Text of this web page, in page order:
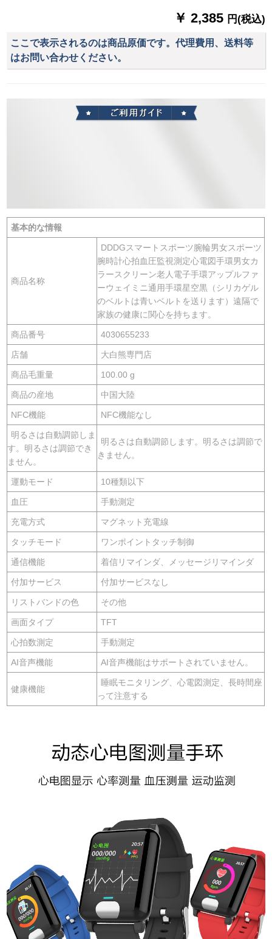
￥ 2,385 円(税込)
ここで表示されるのは商品原価です。代理費用、送料等
はお問い合わせください。
基本的な情報
商品名称
DDDGスマートスポーツ腕輪男女スポーツ
腕時計心拍血圧監視測定心電図手環男女カ
ラースクリーン老人電子手環アップルファ
ーウェイミニ通用手環星空黒（シリカゲル
のベルトは青いベルトを送ります）遠隔で
家族の健康に関心を持ちます。
商品番号 4030655233
店舗 大白熊専門店
商品毛重量 100.00 g
商品の産地 中国大陸
NFC機能 NFC機能なし
明るさは自動調節しま
す。明るさは調節でき
ません。
明るさは自動調節します。明るさは調節で
きません。
運動モード 10種類以下
血圧 手動測定
充電方式 マグネット充電線
タッチモード ワンポイントタッチ制御
通信機能 着信リマインダ、メッセージリマインダ
付加サービス 付加サービスなし
リストバンドの色 その他
画面タイプ TFT
心拍数測定 手動測定
AI音声機能 AI音声機能はサポートされていません。
健康機能
睡眠モニタリング、心電図測定、長時間座
って注意する